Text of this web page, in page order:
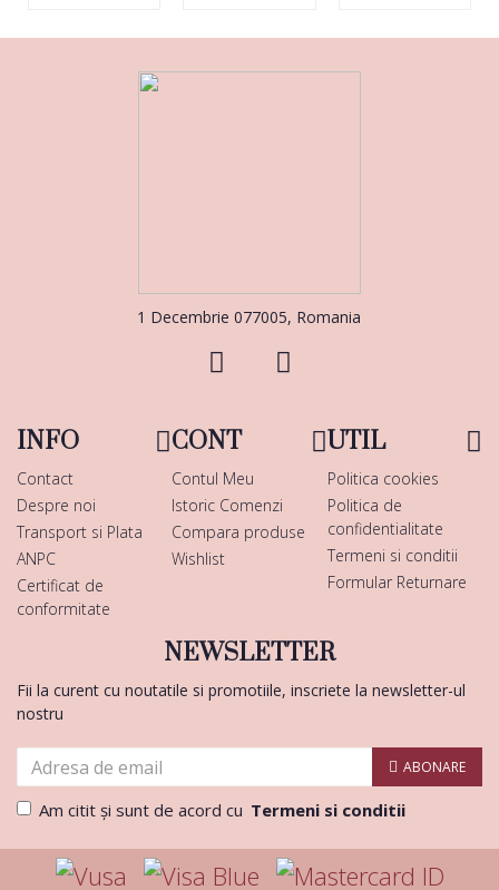
1 Decembrie 077005, Romania
INFO
Contact
Despre noi
Transport si Plata
ANPC
Certificat de
conformitate
CONT
Contul Meu
Istoric Comenzi
Compara produse
Wishlist
UTIL
Politica cookies
Politica de
confidentialitate
Termeni si conditii
Formular Returnare
NEWSLETTER
Fii la curent cu noutatile si promotiile, inscriete la newsletter-ul
nostru
ABONARE
Am citit şi sunt de acord cu Termeni si conditii